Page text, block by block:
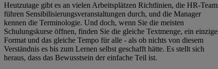
Heutzutage gibt es an vielen Arbeitsplätzen Richtlinien, die HR-
führen Sensibilisierungsveranstaltungen durch, und die Manager
kennen die Terminologie. Und doch, wenn Sie die meisten
Schulungskurse öffnen, finden Sie die gleiche Textmenge, ein
Format und das gleiche Tempo für alle - als ob nichts von diesem
Verständnis es bis zum Lernen selbst geschafft hätte. Es stellt sich
heraus, dass das Bewusstsein der einfache Teil ist.